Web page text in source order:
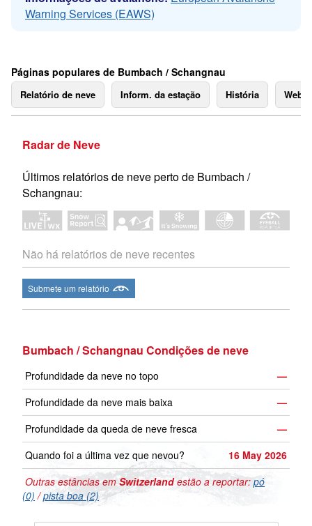
Warning Services (EAWS)
Páginas populares de Bumbach / Schangnau
Relatório de neve Inform. da estação História
Radar de Neve
Últimos relatórios de neve perto de Bumbach /
Schangnau:
Não há relatórios de neve recentes
Submete um relatório
Bumbach / Schangnau Condições de neve
Profundidade da neve no topo
—
Profundidade da neve mais baixa
—
Profundidade da queda de neve fresca
—
Quando foi a última vez que nevou?
16 May 2026
Outras estâncias emSwitzerlandestão a reportar: pó
(0) /pista boa (2)